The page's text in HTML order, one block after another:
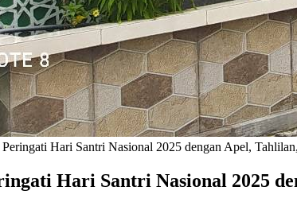
Hari Santri Nasional 2025 dengan Apel,
Hari Santri Nasional 2025